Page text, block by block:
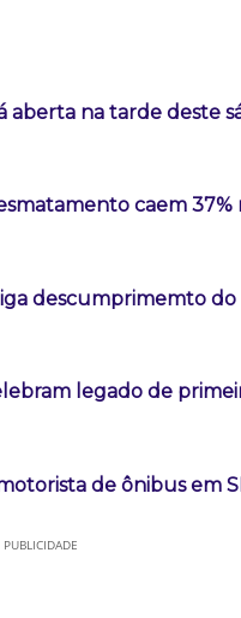
aberta na tarde deste
caem 37%
descumprimemto
legado de
de ônibus em
PUBLICIDADE